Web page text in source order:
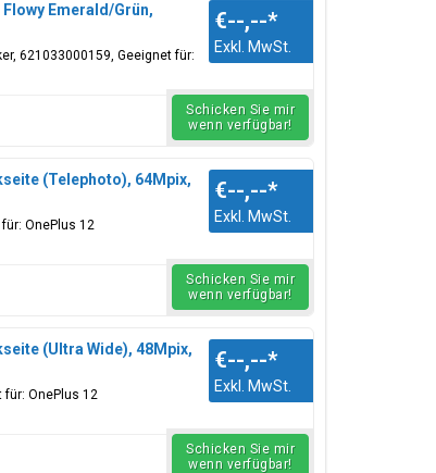
Emerald/Grün,
621033000159, Geeignet für:
€--,--*
Exkl. MwSt.
Schicken Sie mir
wenn verfügbar!
(Telephoto), 64Mpix,
OnePlus 12
€--,--*
Exkl. MwSt.
Schicken Sie mir
wenn verfügbar!
(Ultra Wide), 48Mpix,
für: OnePlus 12
€--,--*
Exkl. MwSt.
Schicken Sie mir
wenn verfügbar!